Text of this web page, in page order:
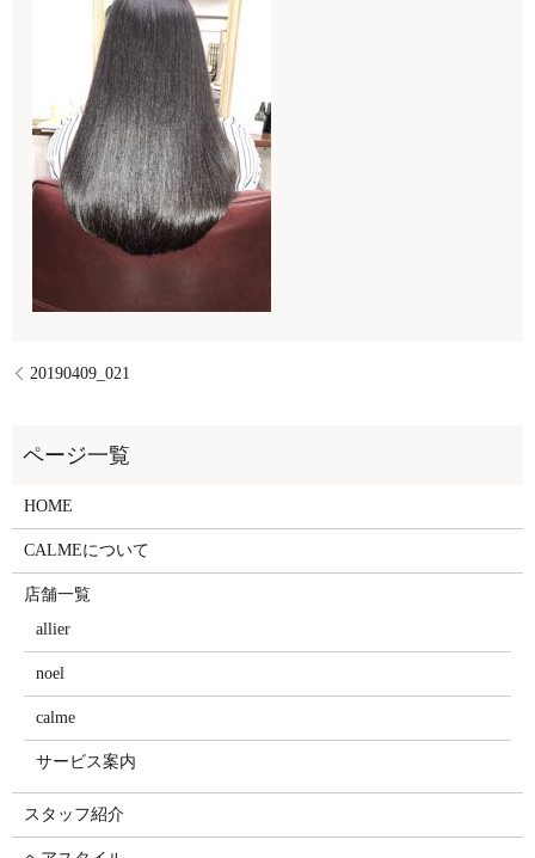
20190409_021
HOME
CALMEについて
店舗一覧
allier
noel
calme
サービス案内
スタッフ紹介